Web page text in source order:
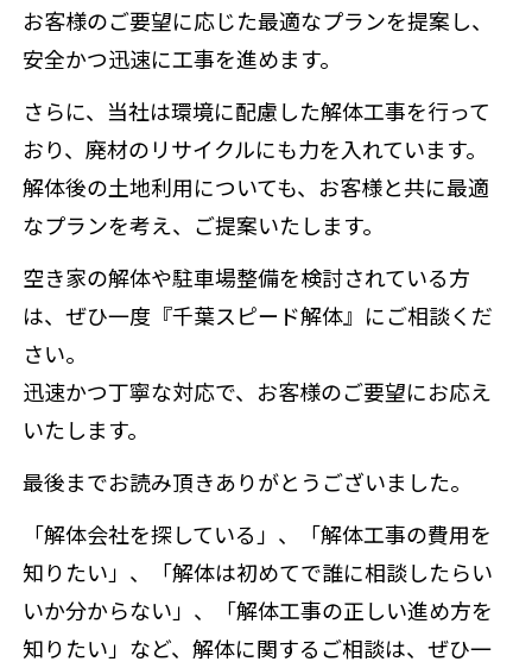
お客様のご要望に応じた最適なプランを提案し、
安全かつ迅速に工事を進めます。
さらに、当社は環境に配慮した解体工事を行って
おり、廃材のリサイクルにも力を入れています。
解体後の土地利用についても、お客様と共に最適
なプランを考え、ご提案いたします。
空き家の解体や駐車場整備を検討されている方
は、ぜひ一度『千葉スピード解体』にご相談くだ
さい。
迅速かつ丁寧な対応で、お客様のご要望にお応え
いたします。
最後までお読み頂きありがとうございました。
「解体会社を探している」、「解体工事の費用を
知りたい」、「解体は初めてで誰に相談したらい
いか分からない」、「解体工事の正しい進め方を
知りたい」など、解体に関するご相談は、ぜひ一